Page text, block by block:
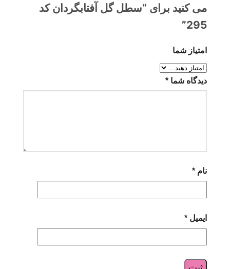
می کنید برای “سطل گل آفتابگردان کد
295”
امتیاز شما
دیدگاه شما *
نام *
ایمیل *